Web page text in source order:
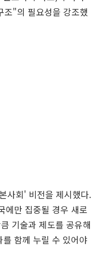
조"의 필요성을 강조했
사회' 비전을 제시했다.
에만 집중될 경우 새로
기술과 제도를 공유해
함께 누릴 수 있어야